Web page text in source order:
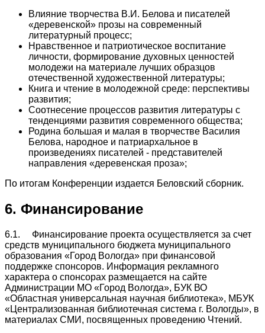
Влияние творчества В.И. Белова и писателей
«деревенской» прозы на современный
литературный процесс;
Нравственное и патриотическое воспитание
личности, формирование духовных ценностей
молодежи на материале лучших образцов
отечественной художественной литературы;
Книга и чтение в молодежной среде: перспективы
развития;
Соотнесение процессов развития литературы с
тенденциями развития современного общества;
Родина большая и малая в творчестве Василия
Белова, народное и патриархальное в
произведениях писателей - представителей
направления «деревенская проза»;
По итогам Конференции издается Беловский сборник.
6. Финансирование
6.1. Финансирование проекта осуществляется за счет
средств муниципального бюджета муниципального
образования «Город Вологда» при финансовой
поддержке спонсоров. Информация рекламного
характера о спонсорах размещается на сайте
Администрации МО «Город Вологда», БУК ВО
«Областная универсальная научная библиотека», МБУК
«Централизованная библиотечная система г. Вологды», в
материалах СМИ, посвященных проведению Чтений.